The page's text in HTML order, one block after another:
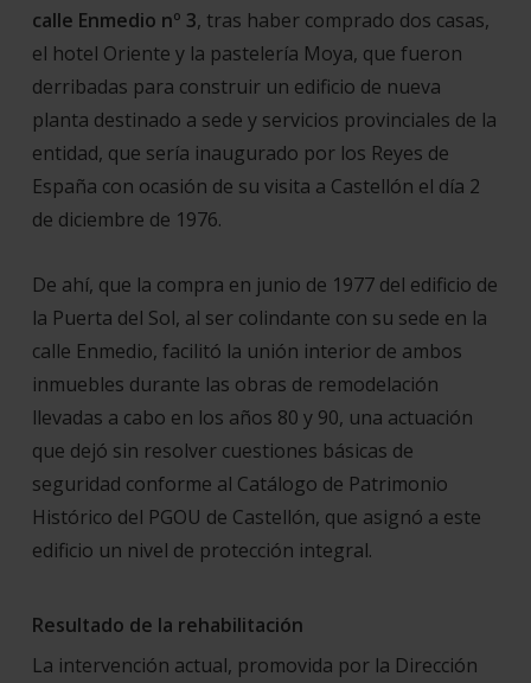
calle Enmedio nº 3, tras haber comprado dos casas,
el hotel Oriente y la pastelería Moya, que fueron
derribadas para construir un edificio de nueva
planta destinado a sede y servicios provinciales de la
entidad, que sería inaugurado por los Reyes de
España con ocasión de su visita a Castellón el día 2
de diciembre de 1976.
De ahí, que la compra en junio de 1977 del edificio de
la Puerta del Sol, al ser colindante con su sede en la
calle Enmedio, facilitó la unión interior de ambos
inmuebles durante las obras de remodelación
llevadas a cabo en los años 80 y 90, una actuación
que dejó sin resolver cuestiones básicas de
seguridad conforme al Catálogo de Patrimonio
Histórico del PGOU de Castellón, que asignó a este
edificio un nivel de protección integral.
Resultado de la rehabilitación
La intervención actual, promovida por la Dirección